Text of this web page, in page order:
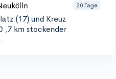
20 Tage
(17) und Kreuz
,7 km stockender